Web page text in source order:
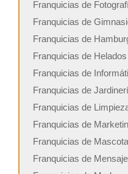
Franquicias de
Franquicias de
Franquicias de
Franquicias de Helados
Franquicias de
Franquicias de
Franquicias de
Franquicias de
Franquicias de
Franquicias de